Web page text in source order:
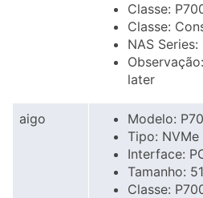
Classe:
Classe:
NAS Series:
later
aigo
Modelo:
Tipo: NVMe
Interface:
Tamanho:
Classe: